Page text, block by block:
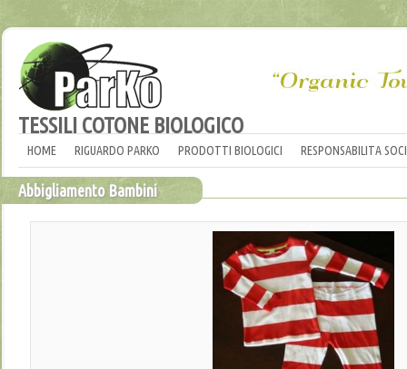
TESSILI COTONE BIOLOGICO
HOME RIGUARDO PARKO PRODOTTI BIOLOGICI RESPONSABILITA
Abbigliamento Bambini